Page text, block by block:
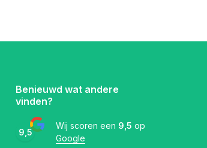
Benieuwd wat andere
vinden?
9,5
Wij scoren een 9,5 op
Google